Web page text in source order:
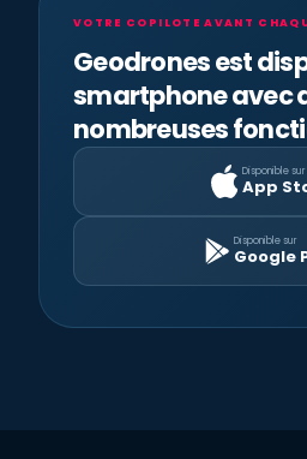
VOTRE COPILOTE AVANT
Geodrones est
smartphone avec
nombreuses
Disponible sur
App
Disponible sur
Google